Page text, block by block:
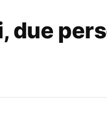
due